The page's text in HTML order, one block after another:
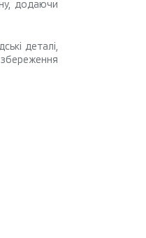
додаючи
деталі,